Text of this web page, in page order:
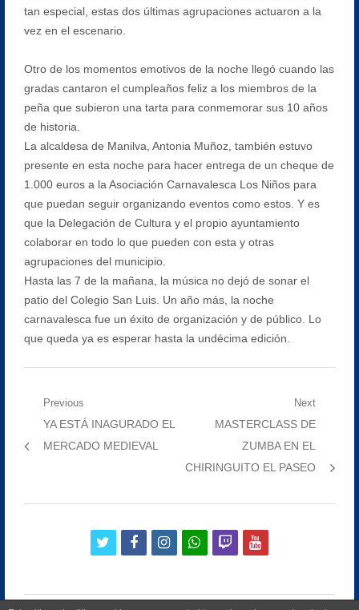
tan especial, estas dos últimas agrupaciones actuaron a la
vez en el escenario.
Otro de los momentos emotivos de la noche llegó cuando las
gradas cantaron el cumpleaños feliz a los miembros de la
peña que subieron una tarta para conmemorar sus 10 años
de historia.
La alcaldesa de Manilva, Antonia Muñoz, también estuvo
presente en esta noche para hacer entrega de un cheque de
1.000 euros a la Asociación Carnavalesca Los Niños para
que puedan seguir organizando eventos como estos. Y es
que la Delegación de Cultura y el propio ayuntamiento
colaborar en todo lo que pueden con esta y otras
agrupaciones del municipio.
Hasta las 7 de la mañana, la música no dejó de sonar el
patio del Colegio San Luis. Un año más, la noche
carnavalesca fue un éxito de organización y de público. Lo
que queda ya es esperar hasta la undécima edición.
Navegación
Previous
Previous
post:
YA ESTÁ INAGURADO EL
MERCADO MEDIEVAL
Next
Next
MASTERCLASS DE
ZUMBA EN EL
CHIRINGUITO EL PASEO
twitterfacebookinstagramwhatsapp
twitchyoutube